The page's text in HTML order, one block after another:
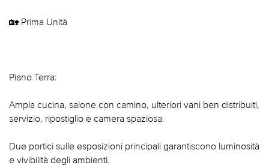
🏡 Prima Unità
Piano Terra:
Ampia cucina, salone con camino, ulteriori vani ben distribuiti,
servizio, ripostiglio e camera spaziosa.
Due portici sulle esposizioni principali garantiscono luminosità
e vivibilità degli ambienti.